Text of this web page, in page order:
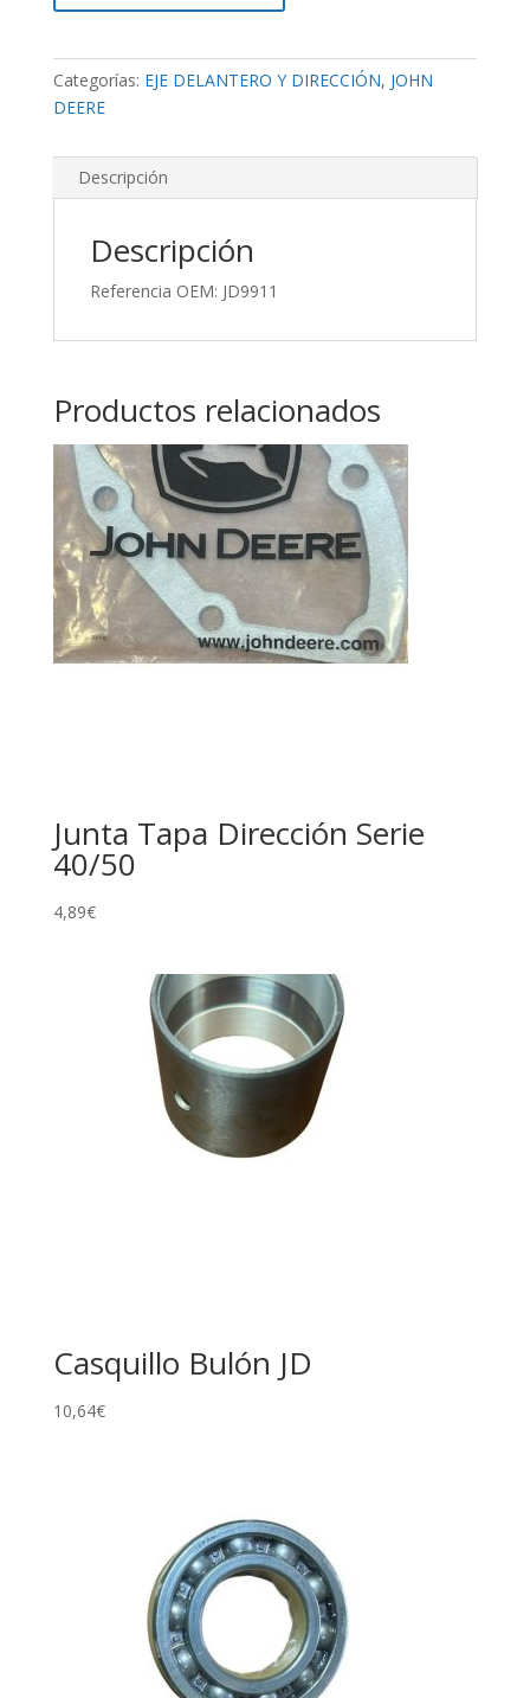
Categorías: EJE DELANTERO Y DIRECCIÓN, JOHN
DEERE
Descripción
Descripción
Referencia OEM: JD9911
Productos relacionados
Junta Tapa Dirección Serie
40/50
4,89€
Casquillo Bulón JD
10,64€